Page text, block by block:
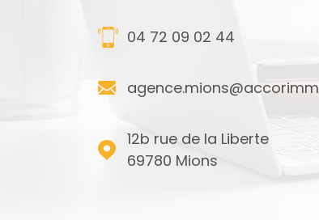
04 72 09 02 44
12b rue de la Liberte
69780
Mions